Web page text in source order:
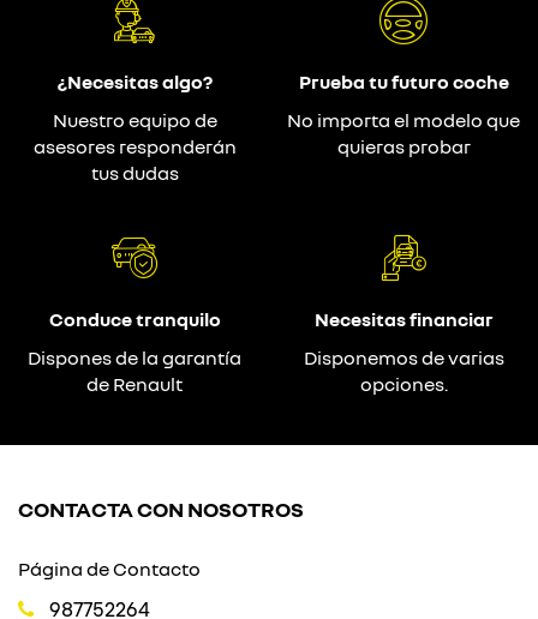
¿Necesitas algo?
Nuestro equipo de
asesores responderán
tus dudas
Prueba tu futuro coche
No importa el modelo que
quieras probar
Conduce tranquilo
Dispones de la garantía
de Renault
Necesitas financiar
Disponemos de varias
opciones.
CONTACTA CON NOSOTROS
Página de Contacto
987752264